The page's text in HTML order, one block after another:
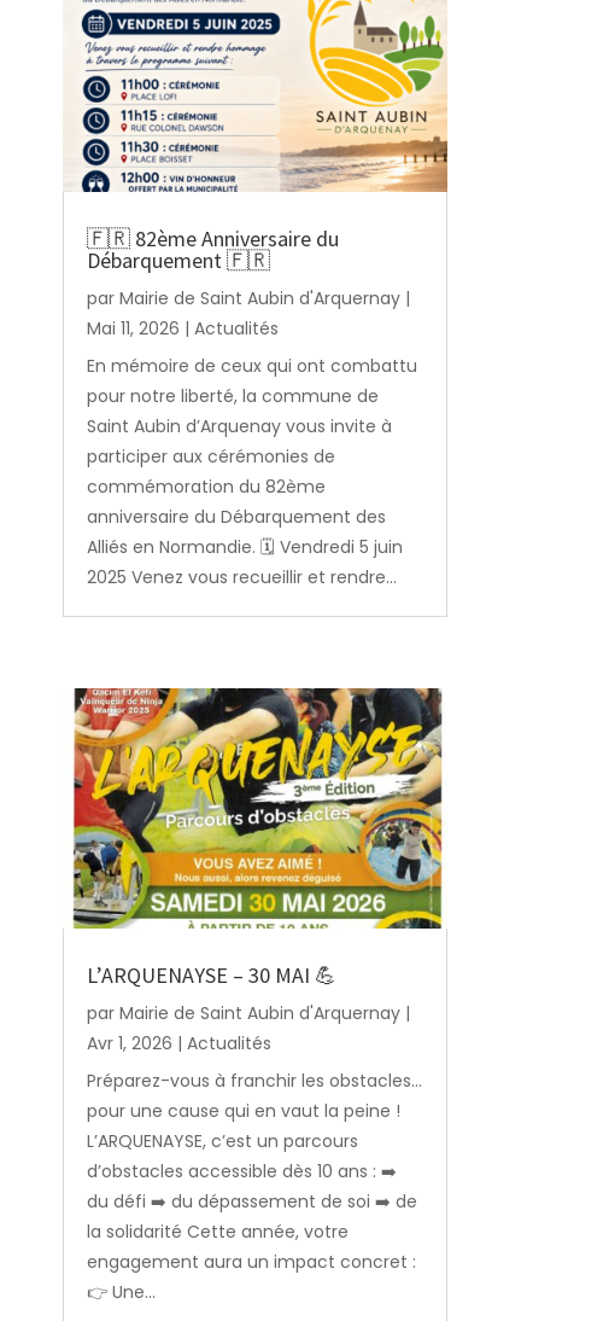
🇫🇷 82ème Anniversaire du
Débarquement 🇫🇷
par Mairie de Saint Aubin d'Arquernay|
Mai 11, 2026 | Actualités
En mémoire de ceux qui ont combattu
pour notre liberté, la commune de
Saint Aubin d’Arquenay vous invite à
participer aux cérémonies de
commémoration du 82ème
anniversaire du Débarquement des
Alliés en Normandie. 🗓️ Vendredi 5 juin
2025 Venez vous recueillir et rendre...
L’ARQUENAYSE – 30 MAI 💪
par Mairie de Saint Aubin d'Arquernay|
Avr 1, 2026 | Actualités
Préparez-vous à franchir les obstacles…
pour une cause qui en vaut la peine !
L’ARQUENAYSE, c’est un parcours
d’obstacles accessible dès 10 ans : ➡️
du défi ➡️ du dépassement de soi ➡️ de
la solidarité Cette année, votre
engagement aura un impact concret :
👉 Une...